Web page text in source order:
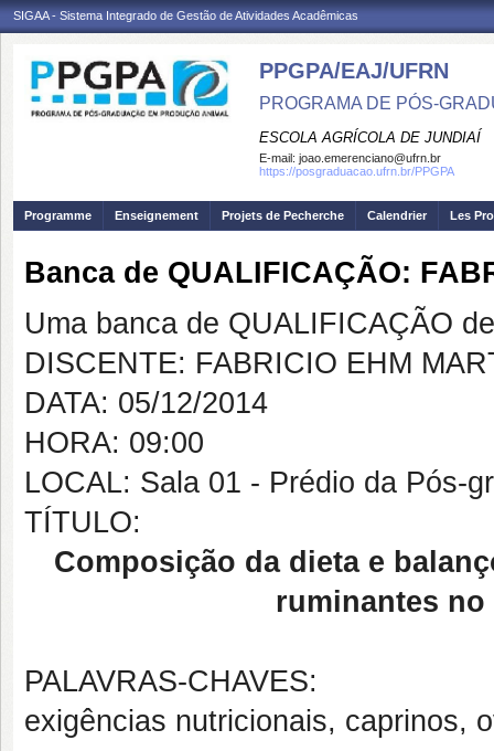
SIGAA - Sistema Integrado de Gestão de Atividades Acadêmicas
PPGPA/EAJ/UFRN
PROGRAMA DE PÓS-
ESCOLA AGRÍCOLA DE JUNDIAÍ
E-mail: joao.emerenciano@ufrn.br
https://posgraduacao.ufrn.br/PPGPA
Programme Enseignement Projets de Pecherche Calendrier Les
Banca de QUALIFICAÇÃO:
Uma banca de QUALIFICAÇÃO
DISCENTE: FABRICIO EHM
DATA: 05/12/2014
HORA: 09:00
LOCAL: Sala 01 - Prédio da Pós-
TÍTULO:
Composição da dieta e
ruminantes no
PALAVRAS-CHAVES:
exigências nutricionais, caprinos,